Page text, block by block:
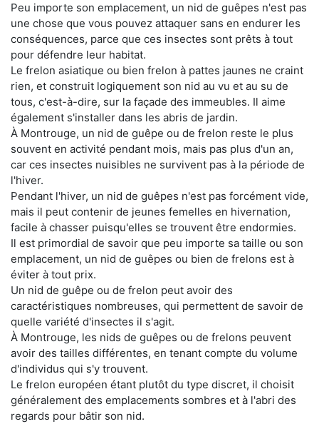
Peu importe son emplacement, un nid de guêpes n'est pas
une chose que vous pouvez attaquer sans en endurer les
conséquences, parce que ces insectes sont prêts à tout
pour défendre leur habitat.
Le frelon asiatique ou bien frelon à pattes jaunes ne craint
rien, et construit logiquement son nid au vu et au su de
tous, c'est-à-dire, sur la façade des immeubles. Il aime
également s'installer dans les abris de jardin.
À Montrouge, un nid de guêpe ou de frelon reste le plus
souvent en activité pendant mois, mais pas plus d'un an,
car ces insectes nuisibles ne survivent pas à la période de
l'hiver.
Pendant l'hiver, un nid de guêpes n'est pas forcément vide,
mais il peut contenir de jeunes femelles en hivernation,
facile à chasser puisqu'elles se trouvent être endormies.
Il est primordial de savoir que peu importe sa taille ou son
emplacement, un nid de guêpes ou bien de frelons est à
éviter à tout prix.
Un nid de guêpe ou de frelon peut avoir des
caractéristiques nombreuses, qui permettent de savoir de
quelle variété d'insectes il s'agit.
À Montrouge, les nids de guêpes ou de frelons peuvent
avoir des tailles différentes, en tenant compte du volume
d'individus qui s'y trouvent.
Le frelon européen étant plutôt du type discret, il choisit
généralement des emplacements sombres et à l'abri des
regards pour bâtir son nid.